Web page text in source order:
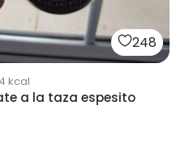
248
kcal
a la taza espesito